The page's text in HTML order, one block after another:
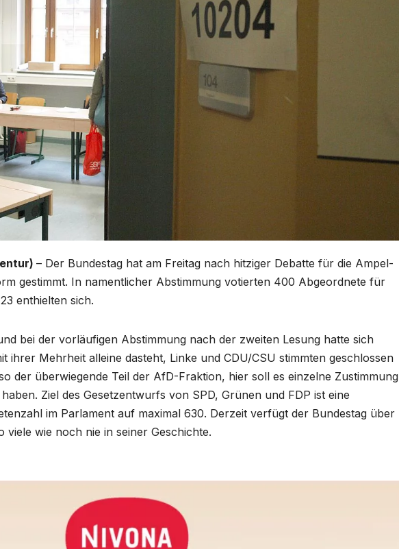
– Der Bundestag hat am Freitag nach hitziger Debatte für die Ampel-
gestimmt. In namentlicher Abstimmung votierten 400 Abgeordnete für
enthielten sich.
bei der vorläufigen Abstimmung nach der zweiten Lesung hatte sich
ihrer Mehrheit alleine dasteht, Linke und CDU/CSU stimmten geschlossen
der überwiegende Teil der AfD-Fraktion, hier soll es einzelne Zustimmung
Ziel des Gesetzentwurfs von SPD, Grünen und FDP ist eine
im Parlament auf maximal 630. Derzeit verfügt der Bundestag über
viele wie noch nie in seiner Geschichte.